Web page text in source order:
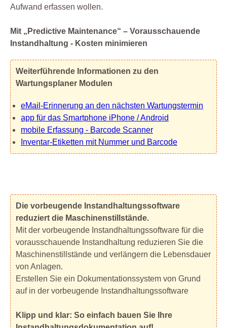
Aufwand erfassen wollen.
Mit „Predictive Maintenance“ – Vorausschauende
Instandhaltung - Kosten minimieren
Weiterführende Informationen zu den
Wartungsplaner Modulen
eMail-Erinnerung an den nächsten Wartungstermin
app für das Smartphone iPhone / Android
mobile Erfassung - Barcode Scanner
Inventar-Etiketten mit Nummer und Barcode
Die vorbeugende Instandhaltungssoftware
reduziert die Maschinenstillstände.
Mit der vorbeugende Instandhaltungssoftware für die
vorausschauende Instandhaltung reduzieren Sie die
Maschinenstillstände und verlängern die Lebensdauer
von Anlagen.
Erstellen Sie ein Dokumentationssystem von Grund
auf in der vorbeugende Instandhaltungssoftware
Klipp und klar: So einfach bauen Sie Ihre